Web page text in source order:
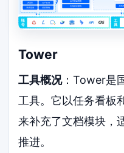
Tower
工具概况：Tower是
工具。它以任务看板
来补充了文档模块，
推进。